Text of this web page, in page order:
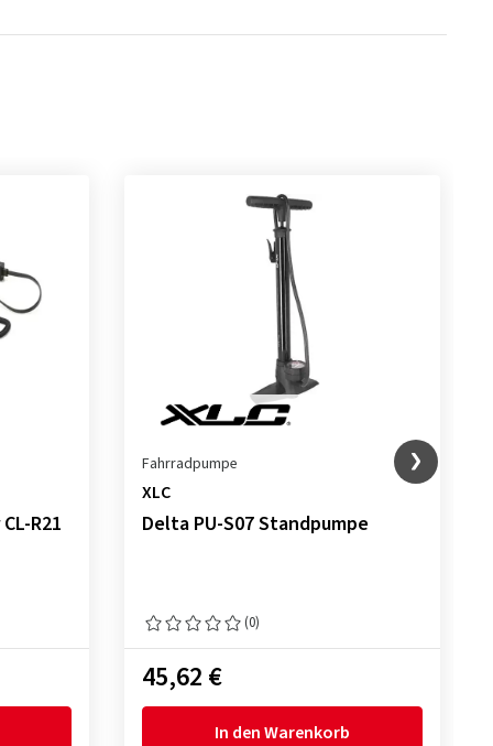
R21
Fahrradpumpe
XLC
Delta PU-S07 Standpumpe
(0)
45,62 €
In den Warenkorb